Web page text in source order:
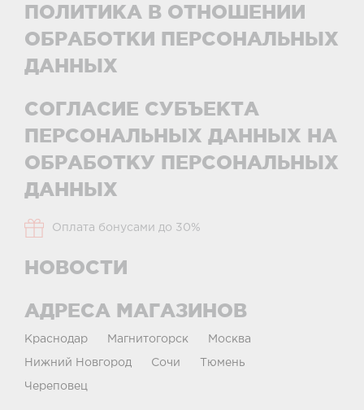
ПОЛИТИКА В ОТНОШЕНИИ
ОБРАБОТКИ ПЕРСОНАЛЬНЫХ
ДАННЫХ
СОГЛАСИЕ СУБЪЕКТА
ПЕРСОНАЛЬНЫХ ДАННЫХ НА
ОБРАБОТКУ ПЕРСОНАЛЬНЫХ
ДАННЫХ
Оплата бонусами до 30%
НОВОСТИ
АДРЕСА МАГАЗИНОВ
Краснодар Магнитогорск Москва
Нижний Новгород Сочи Тюмень
Череповец